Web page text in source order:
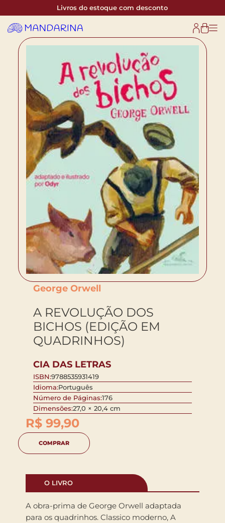
Livros do estoque com desconto
George Orwell
A REVOLUÇÃO DOS
BICHOS (EDIÇÃO EM
QUADRINHOS)
CIA DAS LETRAS
ISBN:9788535931419
Idioma:Português
Número de Páginas:176
Dimensões:27,0 × 20,4 cm
R$ 99,90
COMPRAR
O LIVRO
A obra-prima de George Orwell adaptada
para os quadrinhos. Classico moderno, A